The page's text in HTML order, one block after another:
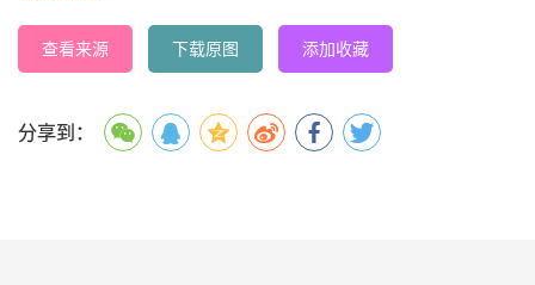
查看来源 下载原图 添加收藏
分享到：